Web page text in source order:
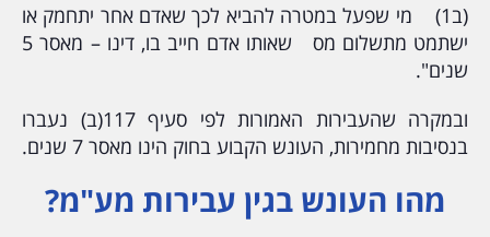
(ב1) מי שפעל במטרה להביא לכך שאדם אחר יתחמק או
ישתמט מתשלום מס שאותו אדם חייב בו, דינו – מאסר 5
שנים".
ובמקרה שהעבירות האמורות לפי סעיף 117(ב) נעברו
בנסיבות מחמירות, העונש הקבוע בחוק הינו מאסר 7 שנים.
מהו העונש בגין עבירות מע"מ?